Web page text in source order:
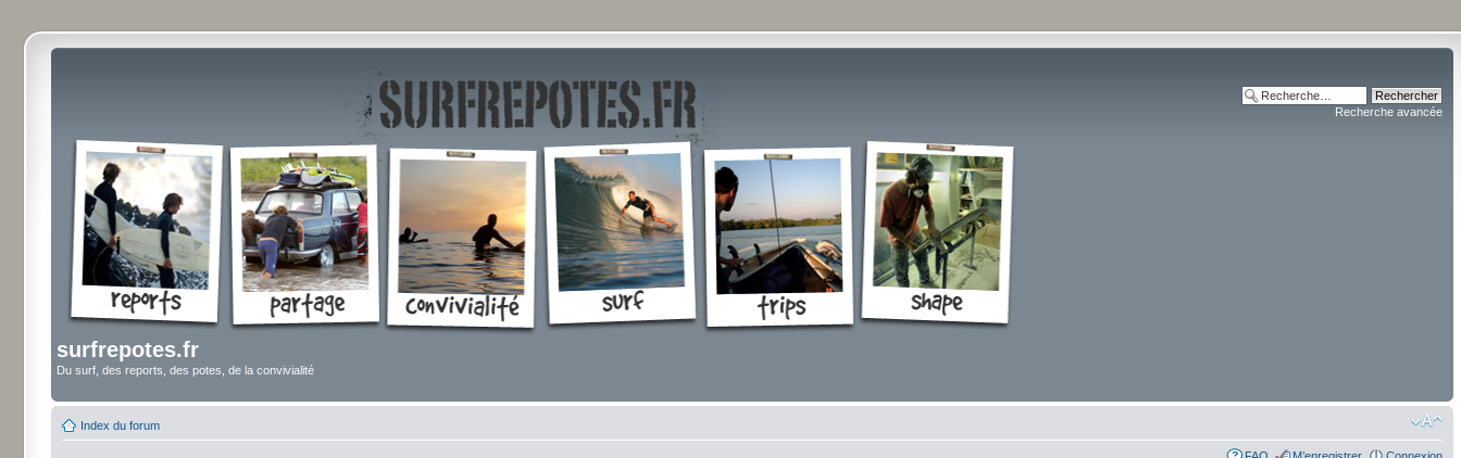
surfrepotes.fr
Du surf, des reports, des potes, de la convivialité
Recherche avancée
Index du forum
FAQ M’enregistrer Connexion